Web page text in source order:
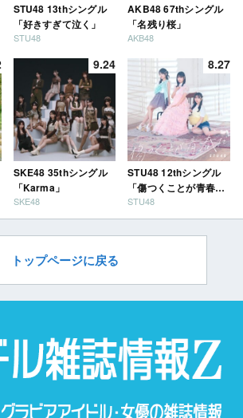
STU48 13thシングル
「好きすぎて泣く」
STU48
AKB48 67thシングル
「名残り桜」
AKB48
9.24
SKE48 35thシングル
「Karma」
SKE48
8.27
STU48 12thシングル
「傷つくことが青春
だ」
STU48
トップページに戻る